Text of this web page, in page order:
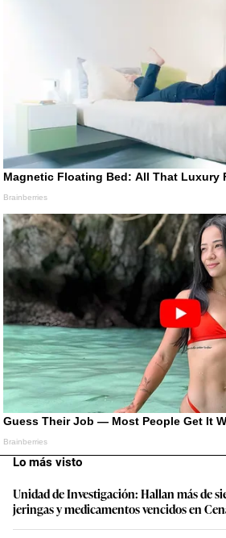
Lo más visto
Unidad de Investigación: Hallan más de
jeringas y medicamentos vencidos en